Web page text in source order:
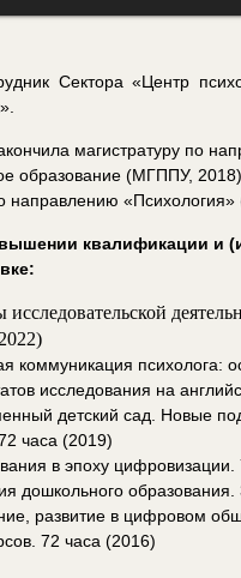
Сектора «Центр
магистратуру по
образование (МГППУ,
направлению
квалификации и
коммуникация психолога:
исследования на
детский сад. Новые
часа (2019)
в эпоху
дошкольного образования.
развитие в цифровом
72 часа (2016)